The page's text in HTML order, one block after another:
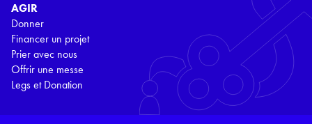
AGIR
Donner
Financer un projet
Prier avec nous
Offrir une messe
Legs et Donation